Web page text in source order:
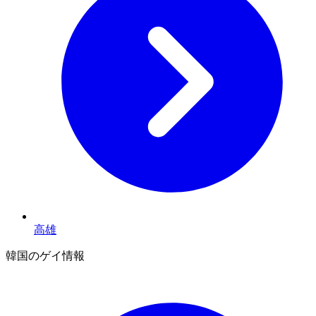
高雄
韓国のゲイ情報